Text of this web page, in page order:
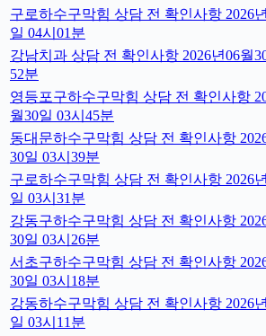
구로하수구막힘 상담 전 확인사항 2026
일 04시01분
강남치과 상담 전 확인사항 2026년06월
52분
영등포구하수구막힘 상담 전 확인사항
월30일 03시45분
동대문하수구막힘 상담 전 확인사항
30일 03시39분
구로하수구막힘 상담 전 확인사항 2026
일 03시31분
강동구하수구막힘 상담 전 확인사항
30일 03시26분
서초구하수구막힘 상담 전 확인사항
30일 03시18분
강동하수구막힘 상담 전 확인사항 2026
일 03시11분